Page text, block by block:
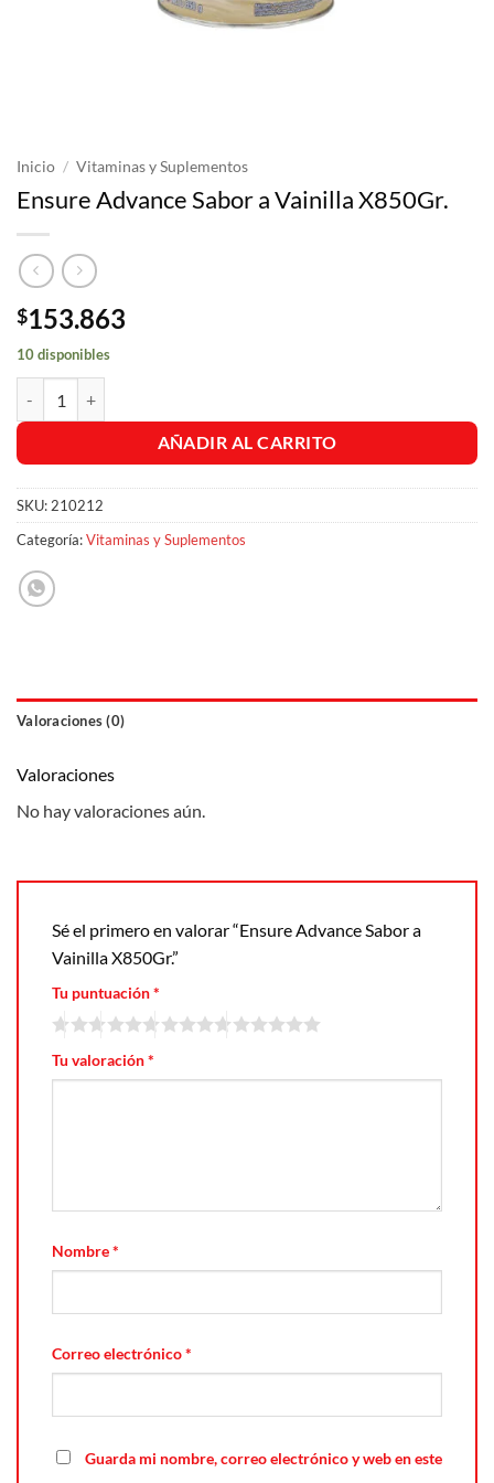
Inicio / Vitaminas y Suplementos
Ensure Advance Sabor a Vainilla X850Gr.
$153.863
10 disponibles
AÑADIR AL CARRITO
SKU: 210212
Categoría:Vitaminas y Suplementos
Valoraciones (0)
Valoraciones
No hay valoraciones aún.
Sé el primero en valorar “Ensure Advance Sabor a
Vainilla X850Gr.”
Tu puntuación*
Tu valoración*
Nombre*
Correo electrónico*
Guarda mi nombre, correo electrónico y web en este